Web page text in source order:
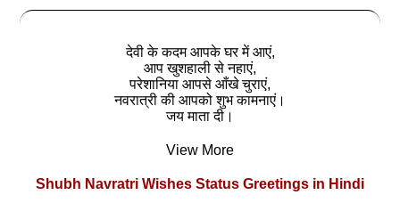
देवी के कदम आपके घर में आएं,
आप खुशहाली से नहाएं,
परेशानिया आपसे आँखे चुराएं,
नवरात्री की आपको शुभ कामनाएं।
जय माता दी।
View More
Shubh Navratri Wishes Status Greetings in Hindi